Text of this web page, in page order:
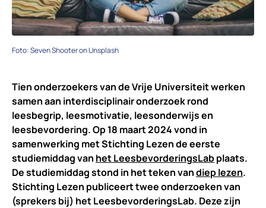
Foto: Seven Shooter on Unsplash
Tien onderzoekers van de Vrije Universiteit werken
samen aan interdisciplinair onderzoek rond
leesbegrip, leesmotivatie, leesonderwijs en
leesbevordering. Op 18 maart 2024 vond in
samenwerking met Stichting Lezen de eerste
studiemiddag van het LeesbevorderingsLabplaats.
De studiemiddag stond in het teken vandiep lezen.
Stichting Lezen publiceert twee onderzoeken van
(sprekers bij) het LeesbevorderingsLab. Deze zijn